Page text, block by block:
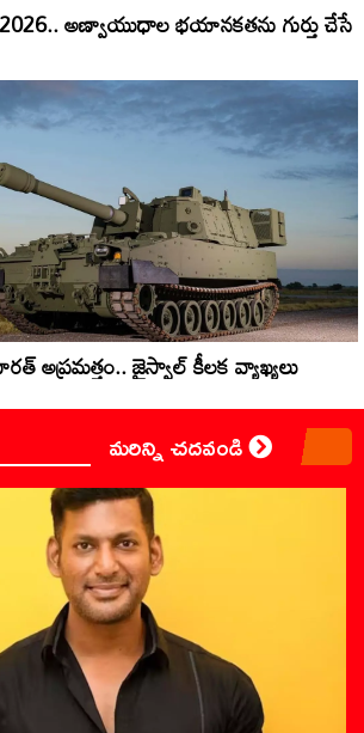
అణ్వాయుధాల భయానకతను గుర్తు చేసే
అప్రమత్తం.. జైస్వాల్‌ కీలక వ్యాఖ్యలు
మరిన్ని చదవండి